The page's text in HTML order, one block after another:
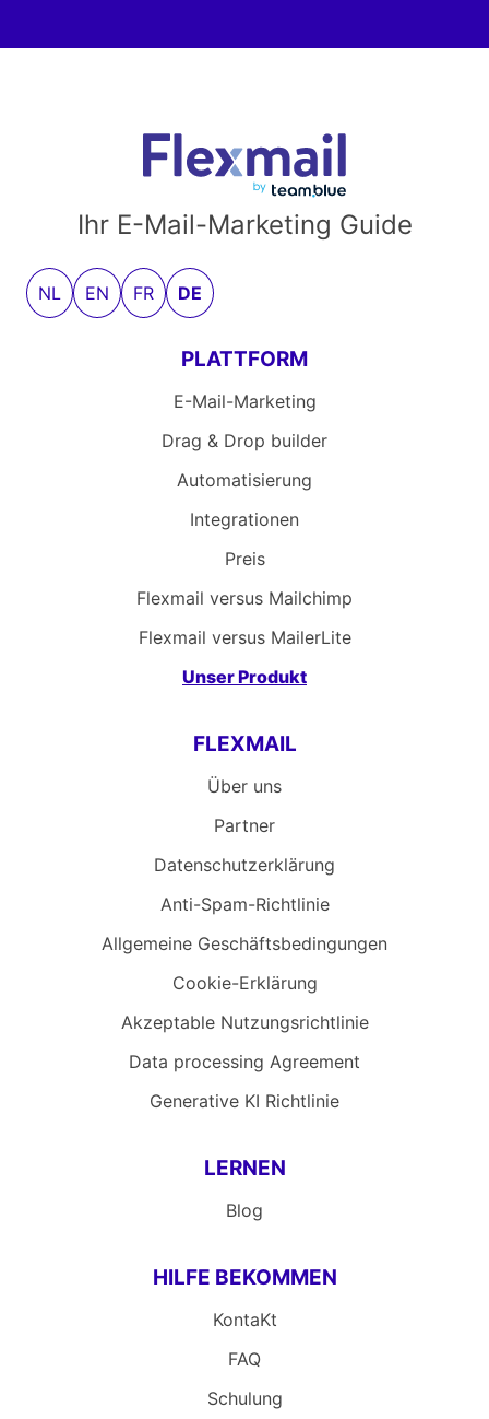
Ihr E-Mail-Marketing Guide
NL EN FR DE
PLATTFORM
E-Mail-Marketing
Drag & Drop builder
Automatisierung
Integrationen
Preis
Flexmail versus Mailchimp
Flexmail versus MailerLite
Unser Produkt
FLEXMAIL
Über uns
Partner
Datenschutzerklärung
Anti-Spam-Richtlinie
Allgemeine Geschäftsbedingungen
Cookie-Erklärung
Akzeptable Nutzungsrichtlinie
Data processing Agreement
Generative KI Richtlinie
LERNEN
Blog
HILFE BEKOMMEN
KontaKt
FAQ
Schulung